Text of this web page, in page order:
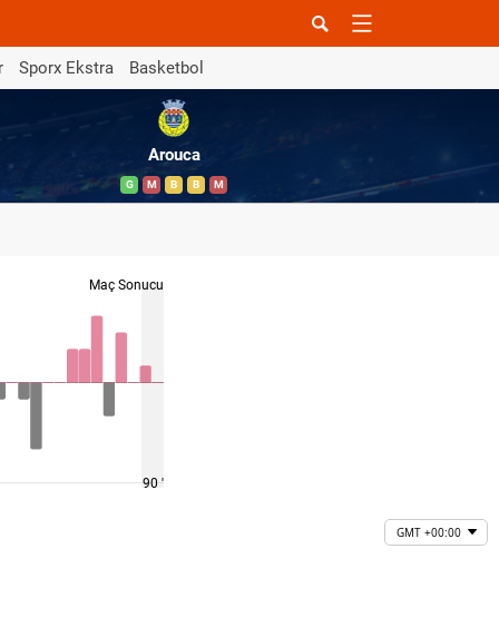
Sporx Ekstra Basketbol
Arouca
G M B B M
Maç Sonucu
90 '
GMT +00:00